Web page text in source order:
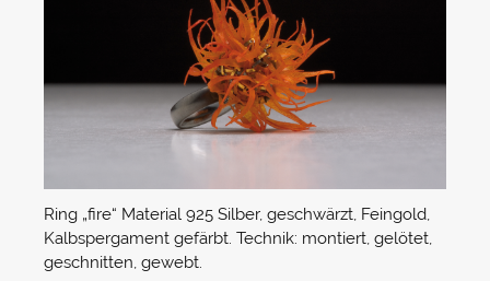
Ring „fire“ Material 925 Silber, geschwärzt, Feingold,
Kalbspergament gefärbt. Technik: montiert, gelötet,
geschnitten, gewebt.